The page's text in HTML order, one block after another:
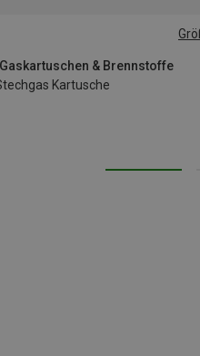
& Brennstoffe
Kartusche